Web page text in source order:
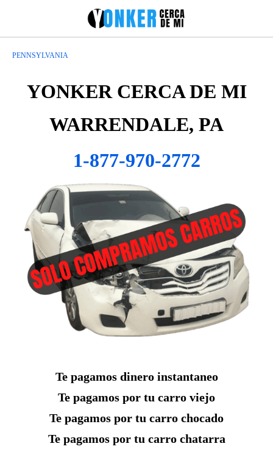
PENNSYLVANIA
YONKER CERCA DE MI
WARRENDALE, PA
1-877-970-2772
Te pagamos dinero instantaneo
Te pagamos por tu carro viejo
Te pagamos por tu carro chocado
Te pagamos por tu carro chatarra